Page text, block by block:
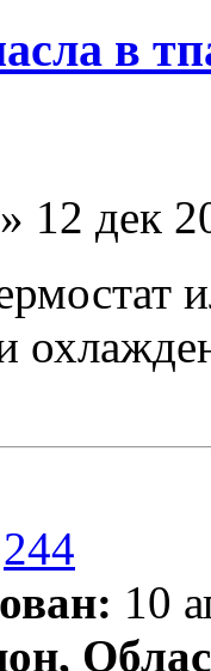
в
» 12 дек
244
10